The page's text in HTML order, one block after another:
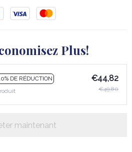
Plus!
DE RÉDUCTION
€44,82
€49,80
maintenant